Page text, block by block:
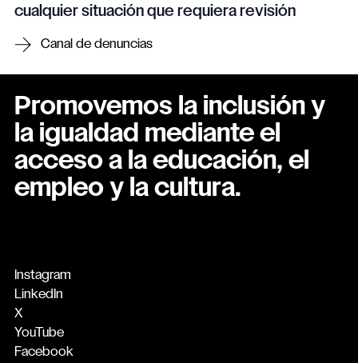
cualquier situación que requiera revisión
Canal de denuncias
Promovemos la inclusión y
la igualdad mediante el
acceso a la educación, el
empleo y la cultura.
Instagram
LinkedIn
X
YouTube
Facebook